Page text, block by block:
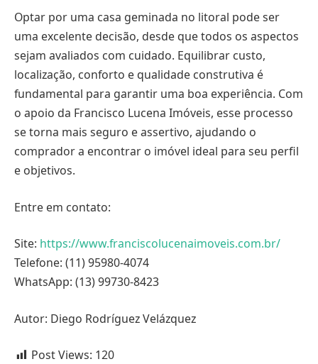
Optar por uma casa geminada no litoral pode ser
uma excelente decisão, desde que todos os aspectos
sejam avaliados com cuidado. Equilibrar custo,
localização, conforto e qualidade construtiva é
fundamental para garantir uma boa experiência. Com
o apoio da Francisco Lucena Imóveis, esse processo
se torna mais seguro e assertivo, ajudando o
comprador a encontrar o imóvel ideal para seu perfil
e objetivos.
Entre em contato:
Site: https://www.franciscolucenaimoveis.com.br/
Telefone: (11) 95980-4074
WhatsApp: (13) 99730-8423
Autor: Diego Rodríguez Velázquez
Post Views: 120